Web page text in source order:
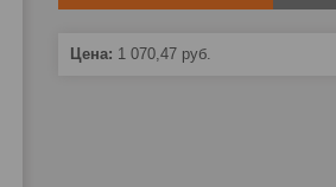
Цена: 1 070,47 руб.